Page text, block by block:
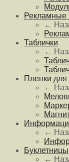
Рекламные
←
Таблички
←
Пленки для
←
←
Буклетницы
←